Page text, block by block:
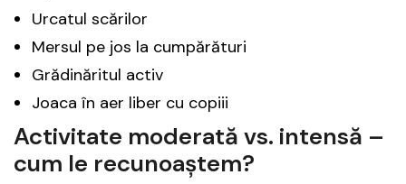
Urcatul scărilor
Mersul pe jos la cumpărături
Grădinăritul activ
Joaca în aer liber cu copiii
Activitate moderată vs. intensă –
cum le recunoaștem?